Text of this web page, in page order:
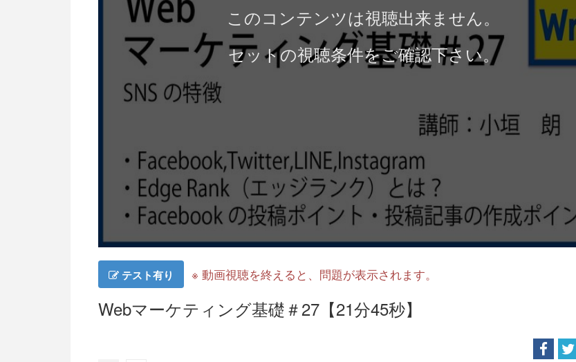
このコンテンツは視聴出来ません。
セットの視聴条件をご確認下さい。
テスト有り ※ 動画視聴を終えると、問題が表示されます。
Webマーケティング基礎＃27【21分45秒】